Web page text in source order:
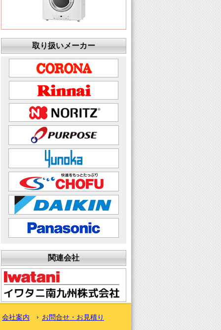
取り扱いメーカー
関連会社
会社案内 お問合せ・お見積り